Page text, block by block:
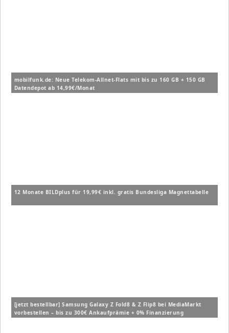
mobilfunk.de: Neue Telekom-Allnet-Flats mit bis zu 160 GB + 150 GB
Datendepot ab 14,99€/Monat
12 Monate BILDplus für 19,99€ inkl. gratis Bundesliga Magnettabelle
[jetzt bestellbar] Samsung Galaxy Z Fold8 & Z Flip8 bei MediaMarkt
vorbestellen – bis zu 300€ Ankaufprämie + 0% Finanzierung